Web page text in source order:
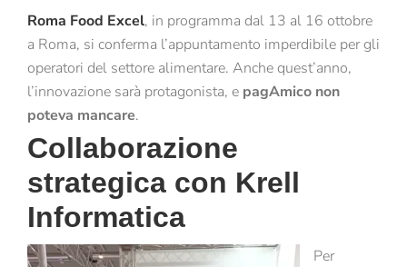
Roma Food Excel, in programma dal 13 al 16 ottobre
a Roma, si conferma l’appuntamento imperdibile per gli
operatori del settore alimentare. Anche quest’anno,
l’innovazione sarà protagonista, e pagAmico non
poteva mancare.
Collaborazione
strategica con Krell
Informatica
Per